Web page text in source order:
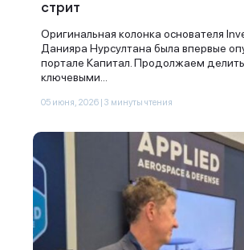
стрит
Оригинальная колонка основателя
Данияра Нурсултана была впервые
портале Капитал. Продолжаем
ключевыми...
05 июня, 2026 | 3 минуты чтения